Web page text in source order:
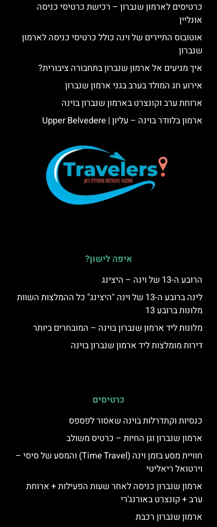
כרטיסים לארמון שנברון – רכישת כרטיסי כניסה
אונליין
אוטובוס התיירים של וינה כולל כרטיסי כניסה לארמון
שנברון
איך מגיעים אל ארמון שנברון בתחבורה ציבורית?
אירוע חג המולד בערב בגני ארמון שנברון
ארוחת ערב וקונצרט בארמון שנברון בוינה
ארמון בלוודר בוינה – עליון | Upper Belvedere
איפה לישון?
הרובע ה-13 של וינה – היצינג
לינה ברובע ה-13 של וינה "היצינג" כל ההמלצות השוות
מלונות ברובע 13
מלונות ליד ארמון שנברון בוינה – המובחרים ביותר
דירות מומלצות ליד ארמון שנברון בוינה
כרטיסים
כנסיות וקתדרלות בוינה שאסור לפספס
ארמון שנברון וגן החיות – כרטיס משולב
חוויית מסע בזמן וינה (Time Travel) והמסע של סיסי –
וירטואל ריאליטי
ארמון שנברון כניסה לאחר שעות הפעילות + ארוחת
ערב + קונצרט באורנג'רי
ארמון שנברון רכבת